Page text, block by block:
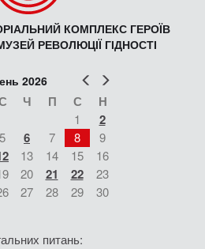
КОМПЛЕКС ГЕРОЇВ
РЕВОЛЮЦІЇ ГІДНОСТІ
Попер
2026
Ч П С Н
1 2
5 6 7 8
9
13 14 15
16
20 21 22
23
27 28 29
30
питань: